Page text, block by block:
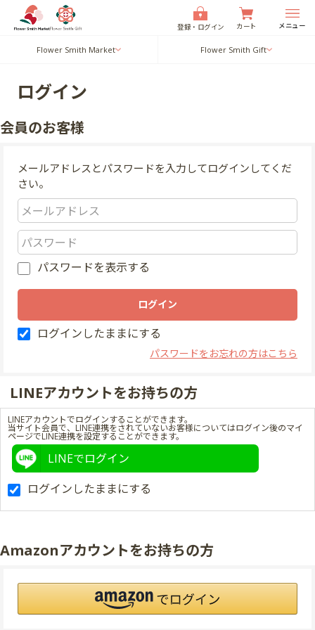
登録・ログイン カート メニュー
Flower Smith Market Flower Smith Gift
ログイン
会員のお客様
メールアドレスとパスワードを入力してログインしてくだ
さい。
パスワードを表示する
ログインしたままにする
パスワードをお忘れの方はこちら
LINEアカウントをお持ちの方
LINEアカウントでログインすることができます。
当サイト会員で、LINE連携をされていないお客様についてはログイン後のマイ
ページでLINE連携を設定することができます。
LINEでログイン
ログインしたままにする
Amazonアカウントをお持ちの方